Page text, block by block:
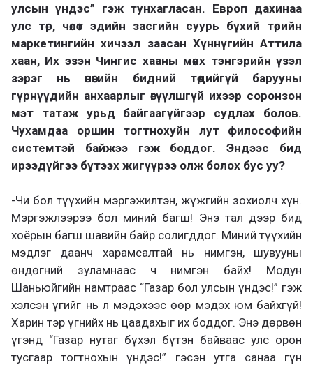
улсын үндэс” гэж тунхагласан. Европ дахинаа
улс төр, чөлөөт эдийн засгийн суурь бүхий төрийн
маркетингийн хичээл заасан Хүннүгийн Аттила
хаан, Их эзэн Чингис хааны мөнх тэнгэрийн үзэл
зэрэг нь өнөөгийн бидний төдийгүй барууны
гүрнүүдийн анхаарлыг өгүүлшгүй ихээр соронзон
мэт татаж урьд байгаагүйгээр судлах болов.
Чухамдаа оршин тогтнохуйн лут философийн
системтэй байжээ гэж боддог. Эндээс бид
ирээдүйгээ бүтээх жигүүрээ олж болох бус уу?
-Чи бол түүхийн мэргэжил­тэн, жүжгийн зохиолч хүн.
Мэргэжлээрээ бол миний багш! Энэ тал дээр бид
хоёрын багш шавийн байр солигддог. Миний түүхийн
мэдлэг даанч харамсалтай нь нимгэн, шувууны
өндөгний зуламнаас ч нимгэн байх! Модун
Шаньюйгийн намтраас “Газар бол улсын үндэс!” гэж
хэлсэн үгийг нь л мэдэхээс өөр мэдэх юм байхгүй!
Харин тэр үгнийх нь цаадахыг их боддог. Энэ дөрвөн
үгэнд “Газар нутаг бүхэл бүтэн байваас улс орон
тусгаар тогтнохын үндэс!” гэсэн утга санаа гүн